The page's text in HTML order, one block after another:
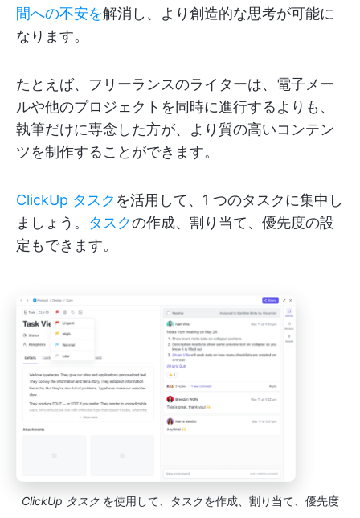
間への不安を解消し、より創造的な思考が可能に
なります。
たとえば、フリーランスのライターは、電子メー
ルや他のプロジェクトを同時に進行するよりも、
執筆だけに専念した方が、より質の高いコンテン
ツを制作することができます。
ClickUp タスク を活用して、1 つのタスクに集中し
ましょう。 タスクの作成、割り当て、優先度の設
定もできます。
ClickUp タスクを使用して、タスクを作成、割り当て、優先度